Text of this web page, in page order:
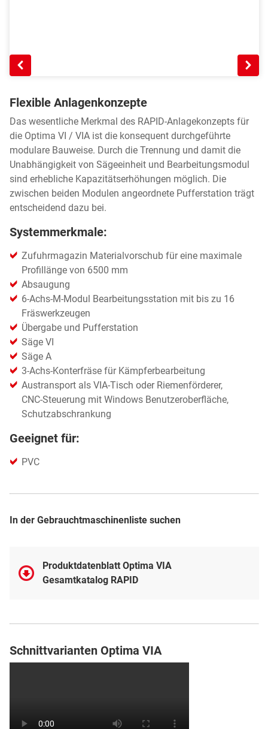
Flexible Anlagenkonzepte
Das wesentliche Merkmal des RAPID-Anlagekonzepts für
die Optima VI / VIA ist die konsequent durchgeführte
modulare Bauweise. Durch die Trennung und damit die
Unabhängigkeit von Sägeeinheit und Bearbeitungsmodul
sind erhebliche Kapazitätserhöhungen möglich. Die
zwischen beiden Modulen angeordnete Pufferstation trägt
entscheidend dazu bei.
Systemmerkmale:
Zufuhrmagazin Materialvorschub für eine maximale
Profillänge von 6500 mm
Absaugung
6-Achs-M-Modul Bearbeitungsstation mit bis zu 16
Fräswerkzeugen
Übergabe und Pufferstation
Säge VI
Säge A
3-Achs-Konterfräse für Kämpferbearbeitung
Austransport als VIA-Tisch oder Riemenförderer,
CNC-Steuerung mit Windows Benutzeroberfläche,
Schutzabschrankung
Geeignet für:
PVC
In der Gebrauchtmaschinenliste suchen
Produktdatenblatt Optima VIA
Gesamtkatalog RAPID
Schnittvarianten Optima VIA